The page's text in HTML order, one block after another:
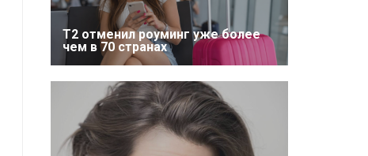
Т2 отменил роуминг уже более
чем в 70 странах